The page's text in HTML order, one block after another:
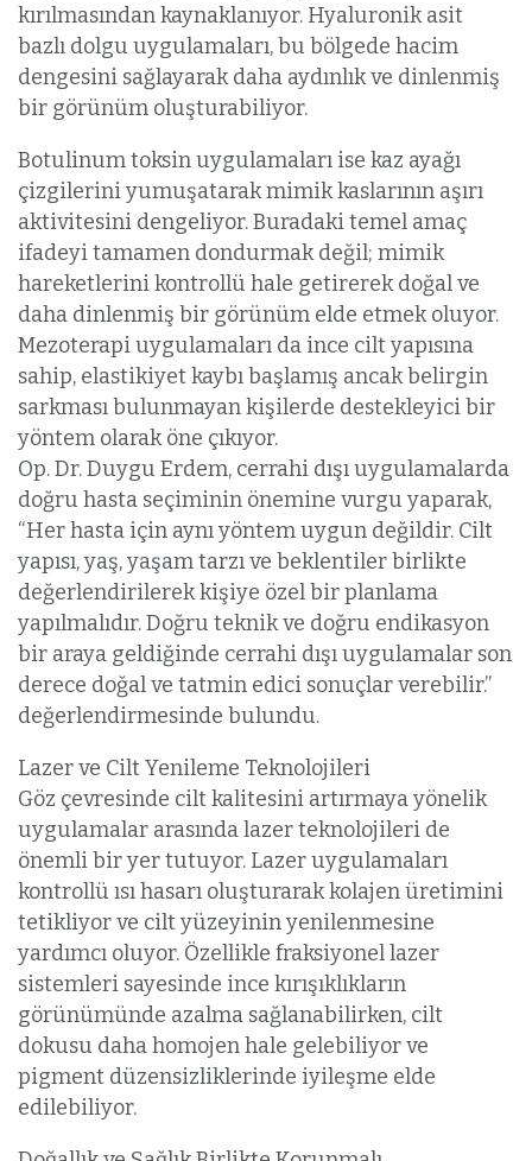
kırılmasından kaynaklanıyor. Hyaluronik asit
bazlı dolgu uygulamaları, bu bölgede hacim
dengesini sağlayarak daha aydınlık ve dinlenmiş
bir görünüm oluşturabiliyor.
Botulinum toksin uygulamaları ise kaz ayağı
çizgilerini yumuşatarak mimik kaslarının aşırı
aktivitesini dengeliyor. Buradaki temel amaç
ifadeyi tamamen dondurmak değil; mimik
hareketlerini kontrollü hale getirerek doğal ve
daha dinlenmiş bir görünüm elde etmek oluyor.
Mezoterapi uygulamaları da ince cilt yapısına
sahip, elastikiyet kaybı başlamış ancak belirgin
sarkması bulunmayan kişilerde destekleyici bir
yöntem olarak öne çıkıyor.
Op. Dr. Duygu Erdem, cerrahi dışı uygulamalarda
doğru hasta seçiminin önemine vurgu yaparak,
“Her hasta için aynı yöntem uygun değildir. Cilt
yapısı, yaş, yaşam tarzı ve beklentiler birlikte
değerlendirilerek kişiye özel bir planlama
yapılmalıdır. Doğru teknik ve doğru endikasyon
bir araya geldiğinde cerrahi dışı uygulamalar son
derece doğal ve tatmin edici sonuçlar verebilir.”
değerlendirmesinde bulundu.
Lazer ve Cilt Yenileme Teknolojileri
Göz çevresinde cilt kalitesini artırmaya yönelik
uygulamalar arasında lazer teknolojileri de
önemli bir yer tutuyor. Lazer uygulamaları
kontrollü ısı hasarı oluşturarak kolajen üretimini
tetikliyor ve cilt yüzeyinin yenilenmesine
yardımcı oluyor. Özellikle fraksiyonel lazer
sistemleri sayesinde ince kırışıklıkların
görünümünde azalma sağlanabilirken, cilt
dokusu daha homojen hale gelebiliyor ve
pigment düzensizliklerinde iyileşme elde
edilebiliyor.